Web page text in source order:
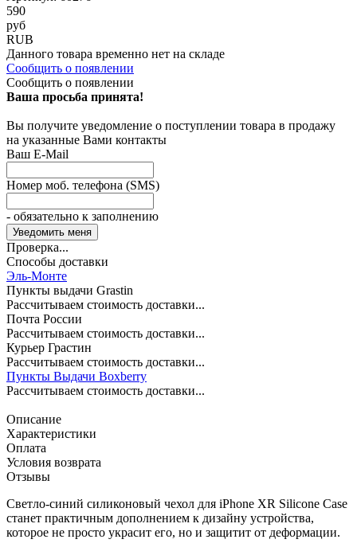
590
руб
RUB
Данного товара временно нет на складе
Сообщить о появлении
Сообщить о появлении
Ваша просьба принята!
Вы получите уведомление о поступлении товара в продажу
на указанные Вами контакты
Ваш E-Mail
Номер моб. телефона (SMS)
- обязательно к заполнению
Проверка...
Способы доставки
Эль-Монте
Пункты выдачи Grastin
Рассчитываем стоимость доставки...
Почта России
Рассчитываем стоимость доставки...
Курьер Грастин
Рассчитываем стоимость доставки...
Пункты Выдачи Boxberry
Рассчитываем стоимость доставки...
Описание
Характеристики
Оплата
Условия возврата
Отзывы
Светло-синий силиконовый чехол для iPhone XR Silicone Case
станет практичным дополнением к дизайну устройства,
которое не просто украсит его, но и защитит от деформации.